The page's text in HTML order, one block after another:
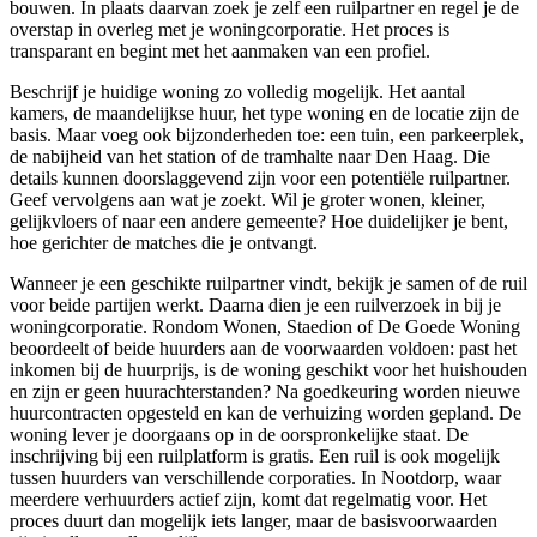
bouwen. In plaats daarvan zoek je zelf een ruilpartner en regel je de
overstap in overleg met je woningcorporatie. Het proces is
transparant en begint met het aanmaken van een profiel.
Beschrijf je huidige woning zo volledig mogelijk. Het aantal
kamers, de maandelijkse huur, het type woning en de locatie zijn de
basis. Maar voeg ook bijzonderheden toe: een tuin, een parkeerplek,
de nabijheid van het station of de tramhalte naar Den Haag. Die
details kunnen doorslaggevend zijn voor een potentiële ruilpartner.
Geef vervolgens aan wat je zoekt. Wil je groter wonen, kleiner,
gelijkvloers of naar een andere gemeente? Hoe duidelijker je bent,
hoe gerichter de matches die je ontvangt.
Wanneer je een geschikte ruilpartner vindt, bekijk je samen of de ruil
voor beide partijen werkt. Daarna dien je een ruilverzoek in bij je
woningcorporatie. Rondom Wonen, Staedion of De Goede Woning
beoordeelt of beide huurders aan de voorwaarden voldoen: past het
inkomen bij de huurprijs, is de woning geschikt voor het huishouden
en zijn er geen huurachterstanden? Na goedkeuring worden nieuwe
huurcontracten opgesteld en kan de verhuizing worden gepland. De
woning lever je doorgaans op in de oorspronkelijke staat. De
inschrijving bij een ruilplatform is gratis. Een ruil is ook mogelijk
tussen huurders van verschillende corporaties. In Nootdorp, waar
meerdere verhuurders actief zijn, komt dat regelmatig voor. Het
proces duurt dan mogelijk iets langer, maar de basisvoorwaarden